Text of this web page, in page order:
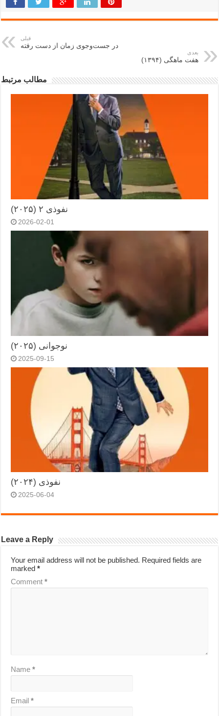
قبلی
در جست‌وجوی زمان از دست رفته
بعدی
هفت ماهگی (۱۳۹۴)
مطالب مرتبط
نفوذی ۲ (۲۰۲۵)
2026-02-01
نوجوانی (۲۰۲۵)
2025-09-15
نفوذی (۲۰۲۴)
2025-06-04
Leave a Reply
Your email address will not be published. Required fields are
marked*
Comment*
Name*
Email*